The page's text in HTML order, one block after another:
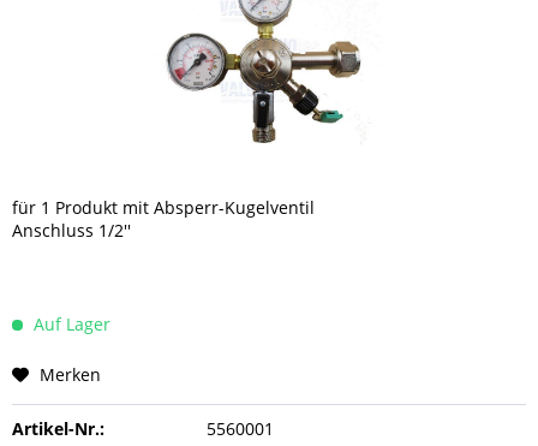
für 1 Produkt mit Absperr-Kugelventil
Anschluss 1/2''
Auf Lager
Merken
Artikel-Nr.: 5560001